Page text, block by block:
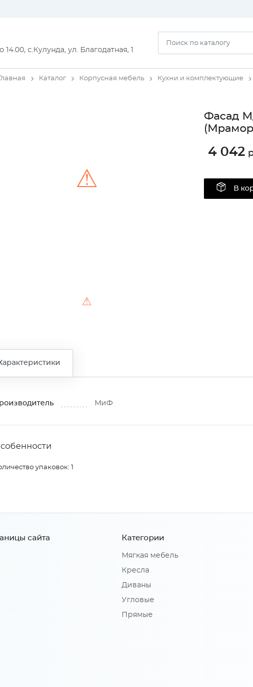
с.Кулунда, ул. Благодатная, 1
Каталог Корпусная мебель Кухни и комплектующие
⚠
⚠
Фасад
(Мрамор
4 042
В
МиФ
упаковок: 1
сайта Категории
Мягкая мебель
Кресла
Диваны
Угловые
Прямые